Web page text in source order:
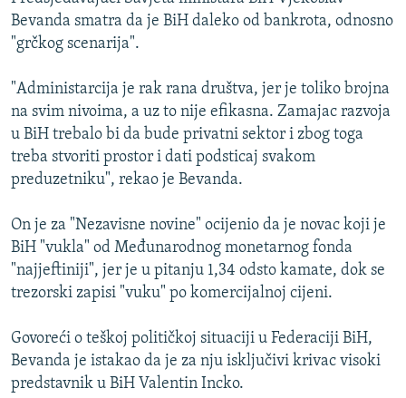
INFOGRAFIKE
KINA NA BALKANU
ISPRIČAJ MI
DNEVNO@RSE
SPECIJALI RSE
GENOCID U SREBRENICI
POPLAVE I KLIZIŠTA U BIH 2024.
TV LIBERTY
POST SCRIPTUM
MOJA EVROPA
Sve RFE/RL stranice
Bevanda smatra da je BiH daleko od bankrota, odnosno
"grčkog scenarija".
"Administarcija je rak rana društva, jer je toliko brojna
na svim nivoima, a uz to nije efikasna. Zamajac razvoja
u BiH trebalo bi da bude privatni sektor i zbog toga
treba stvoriti prostor i dati podsticaj svakom
preduzetniku", rekao je Bevanda.
On je za "Nezavisne novine" ocijenio da je novac koji je
BiH "vukla" od Međunarodnog monetarnog fonda
"najjeftiniji", jer je u pitanju 1,34 odsto kamate, dok se
trezorski zapisi "vuku" po komercijalnoj cijeni.
Govoreći o teškoj političkoj situaciji u Federaciji BiH,
Bevanda je istakao da je za nju isključivi krivac visoki
predstavnik u BiH Valentin Incko.